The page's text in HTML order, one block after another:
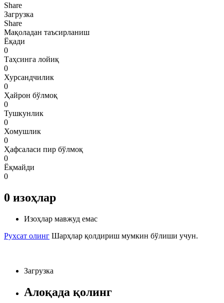
Share
Загрузка
Share
Мақоладан таъсирланиш
Ёқади
0
Таҳсинга лойиқ
0
Хурсандчилик
0
Ҳайрон бўлмоқ
0
Тушкунлик
0
Хомушлик
0
Ҳафсаласи пир бўлмоқ
0
Ёқмайди
0
0 изоҳлар
Изоҳлар мавжуд емас
Рухсат олинг Шарҳлар қолдириш мумкин бўлиши учун.
Загрузка
Алоқада қолинг